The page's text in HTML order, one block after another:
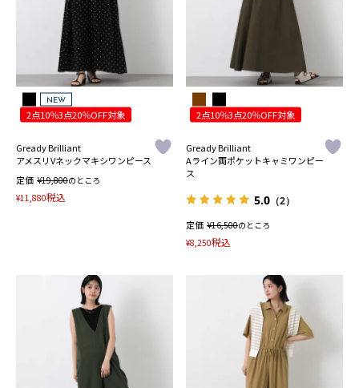
NEW
2点10％3点20％OFF対象
Gready Brilliant
アメスリVネックマキシワンピース
定価 ¥19,800のところ
¥11,880税込
2点10％3点20％OFF対象
Gready Brilliant
Aライン両ポケットキャミワンピー
ス
5.0 （2）
定価 ¥16,500のところ
¥8,250税込